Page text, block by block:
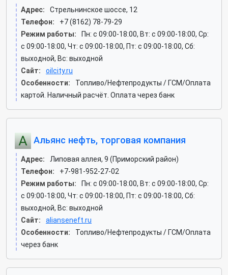
Адрес:
Стрельнинское шоссе, 12
Телефон:
+7 (8162) 78-79-29
Режим работы:
Пн: c 09:00-18:00, Вт: c 09:00-18:00, Ср:
c 09:00-18:00, Чт: c 09:00-18:00, Пт: c 09:00-18:00, Сб:
выходной, Вс: выходной
Сайт:
oilcity.ru
Особенности:
Топливо/Нефтепродукты / ГСМ/Оплата
картой. Наличный расчёт. Оплата через банк
Альянс нефть, торговая компания
Адрес:
Липовая аллея, 9 (Приморский район)
Телефон:
+7-981-952-27-02
Режим работы:
Пн: c 09:00-18:00, Вт: c 09:00-18:00, Ср:
c 09:00-18:00, Чт: c 09:00-18:00, Пт: c 09:00-18:00, Сб:
выходной, Вс: выходной
Сайт:
alianseneft.ru
Особенности:
Топливо/Нефтепродукты / ГСМ/Оплата
через банк